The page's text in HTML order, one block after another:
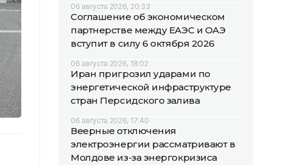
06 августа 2026, 20:33
Соглашение об экономическом
партнерстве между ЕАЭС и ОАЭ
вступит в силу 6 октября 2026
06 августа 2026, 18:02
Иран пригрозил ударами по
энергетической инфраструктуре
стран Персидского залива
06 августа 2026, 17:40
Веерные отключения
электроэнергии рассматривают в
Молдове из-за энергокризиса